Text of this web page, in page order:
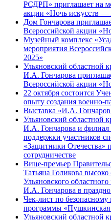
РСДРП» приглашает на
акции «Ночь искусств —
Дом Гончарова
Всероссийской акции
Музейный комплекс
мероприятия
2025»
Ульяновский областной
И.А. Гончарова
Всероссийской акции
22 октября состоится
опыту создания военно-
Выставка «И.А.
Ульяновский областной
И.А. Гончарова и филиал
поддержки участников
«Защитники Отечества»
сотрудничестве
Вице-премьер
Татьяна Голикова
Ульяновского
И.А. Гончарова в
Чек-лист по
программы «Пушкинская
Ульяновский областной